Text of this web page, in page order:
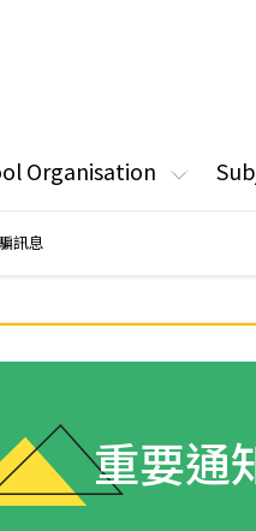
Organisation
訊息
重要通